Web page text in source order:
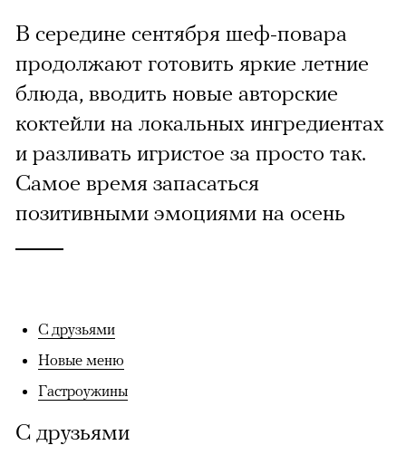
В середине сентября шеф-повара
продолжают готовить яркие летние
блюда, вводить новые авторские
коктейли на локальных ингредиентах
и разливать игристое за просто так.
Самое время запасаться
позитивными эмоциями на осень
С друзьями
Новые меню
Гастроужины
С друзьями